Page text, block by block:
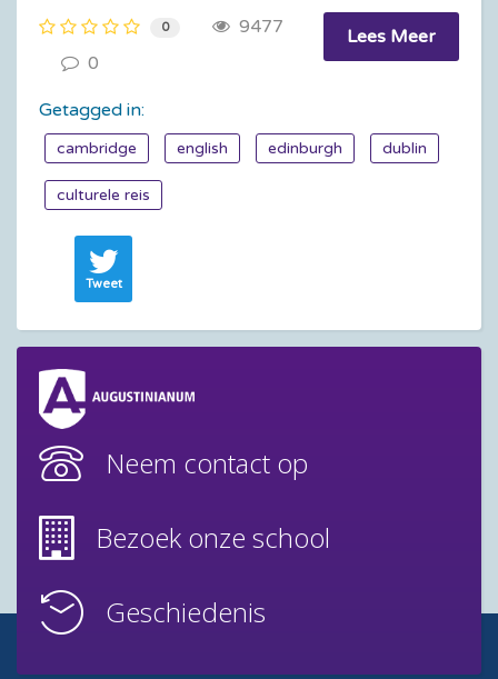
Lees Meer
0
9477
0
Getagged in:
cambridge english edinburgh dublin
culturele reis
Tweet
Neem contact op
Bezoek onze school
Geschiedenis